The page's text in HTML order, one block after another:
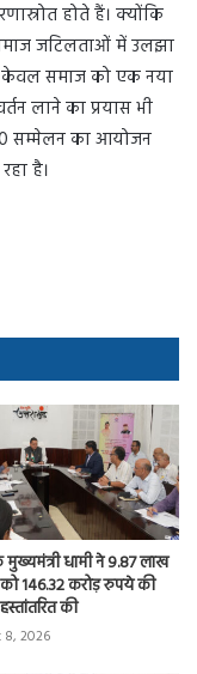
होते हैं। क्योंकि
जटिलताओं में उलझा
केवल समाज को एक नया
लाने का प्रयास भी
सम्मेलन का आयोजन
है।
मुख्यमंत्री धामी ने 9.87 लाख
को 146.32 करोड़ रुपये की
की
2026